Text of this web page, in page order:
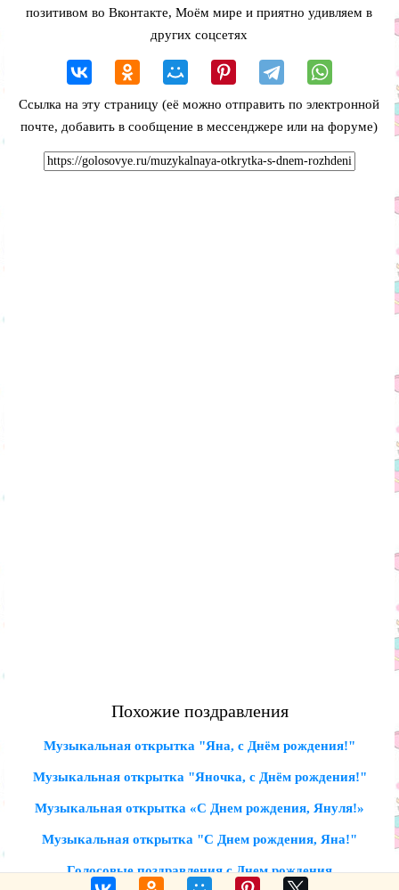
позитивом во Вконтакте, Моём мире и приятно удивляем в
других соцсетях
Ссылка на эту страницу (её можно отправить по электронной
почте, добавить в сообщение в мессенджере или на форуме)
Похожие поздравления
Музыкальная открытка "Яна, с Днём рождения!"
Музыкальная открытка "Яночка, с Днём рождения!"
Музыкальная открытка «С Днем рождения, Януля!»
Музыкальная открытка "С Днем рождения, Яна!"
Голосовые поздравления с Днем рождения